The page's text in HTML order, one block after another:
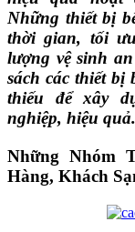
Những thiết bị
thời gian, tối
lượng vệ sinh
sách các thiết bị
thiếu để xây
nghiệp, hiệu quả.
Những Nhóm
Hàng, Khách